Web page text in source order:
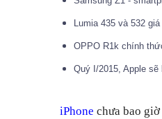
Lumia 435 và 532
OPPO R1k chính
Quý I/2015, Apple
iPhone chưa bao